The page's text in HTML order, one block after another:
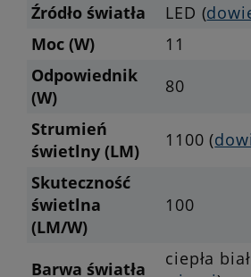
Źródło światła
LED (
Moc (W)
11
Odpowiednik
(W)
80
Strumień
świetlny (LM)
1100 (
Skuteczność
świetlna
(LM/W)
100
Barwa światła ciepła